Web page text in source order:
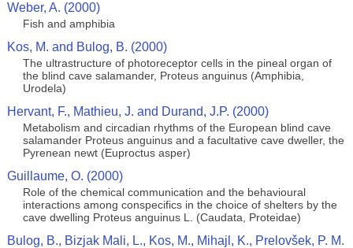
Weber, A. (2000)
Fish and amphibia
Kos, M. and Bulog, B. (2000)
The ultrastructure of photoreceptor cells in the pineal organ of
the blind cave salamander, Proteus anguinus (Amphibia,
Urodela)
Hervant, F., Mathieu, J. and Durand, J.P. (2000)
Metabolism and circadian rhythms of the European blind cave
salamander Proteus anguinus and a facultative cave dweller, the
Pyrenean newt (Euproctus asper)
Guillaume, O. (2000)
Role of the chemical communication and the behavioural
interactions among conspecifics in the choice of shelters by the
cave dwelling Proteus anguinus L. (Caudata, Proteidae)
Bulog, B., Bizjak Mali, L., Kos, M., Mihajl, K., Prelovšek, P. M.